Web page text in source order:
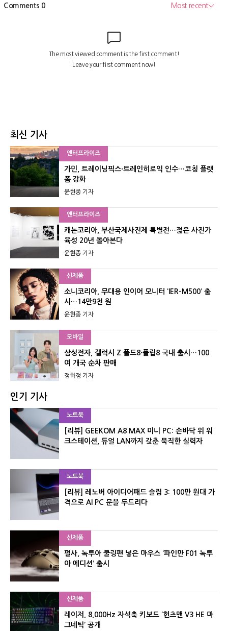
최신 기사
엔터프라이즈
가민, 트레이닝픽스·트레인히로익 인수…코칭 플랫
폼 강화
윤현종 기자
엔터프라이즈
캐논코리아, 부산국제사진제 특별전…젊은 사진가
육성 20년 돌아본다
윤현종 기자
신제품
소니코리아, 무대용 인이어 모니터 ‘IER-M500’ 출
시…14만9천 원
윤현종 기자
모바일
삼성전자, 갤럭시 Z 폴드8·플립8 국내 출시…100
여 개국 순차 판매
정하정 기자
인기 기사
노트북
[리뷰] GEEKOM A8 MAX 미니 PC: 손바닥 위 워
크스테이션, 듀얼 LAN까지 갖춘 묵직한 실력자
노트북
[리뷰] 레노버 아이디어패드 슬림 3: 100만 원대 가
격으로 AI PC 문을 두드리다
신제품
펄사, 녹투아 쿨링팬 넣은 마우스 ‘파인만 F01 녹투
아 에디션’ 출시
신제품
레이저, 8,000Hz 자석축 키보드 ‘헌츠맨 V3 HE 마
그네틱’ 공개